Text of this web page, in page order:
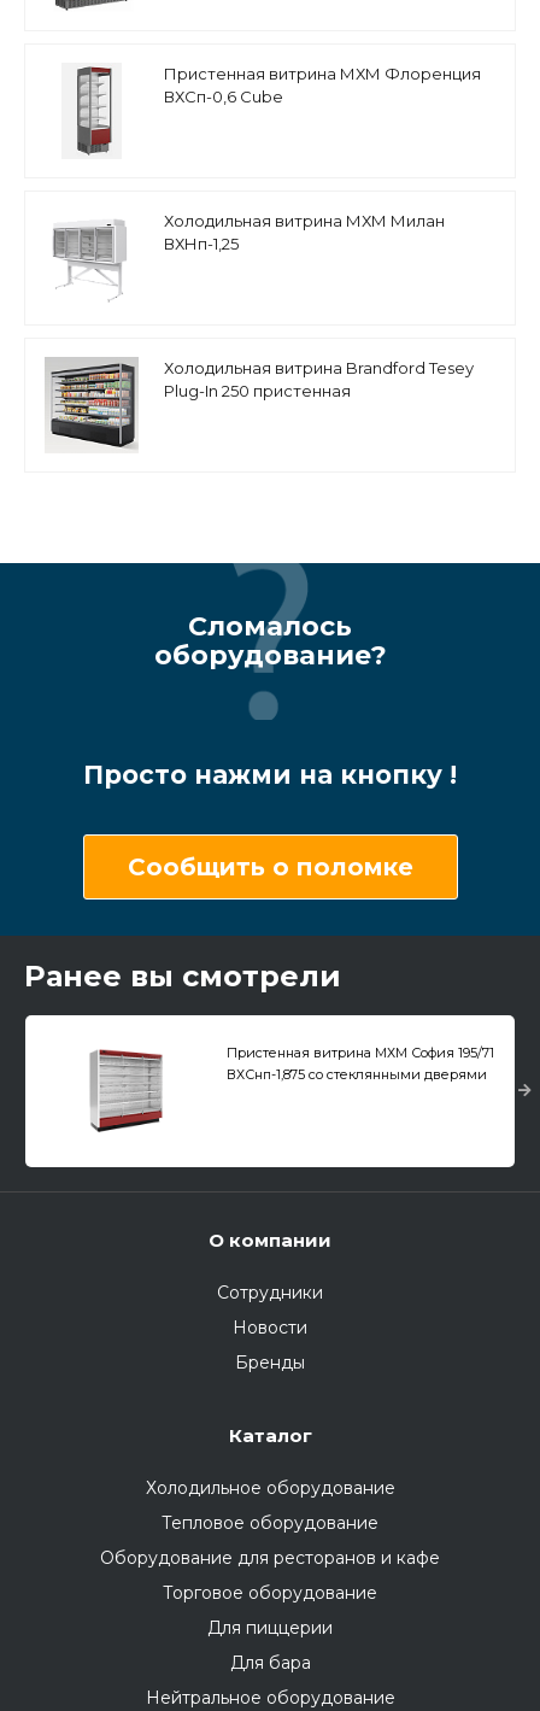
Пристенная витрина МХМ Флоренция
ВХСп-0,6 Cube
Холодильная витрина МХМ Милан
ВХНп-1,25
Холодильная витрина Brandford Tesey
Plug-In 250 пристенная
Сломалось
оборудование?
Просто нажми на кнопку !
Сообщить о поломке
Ранее вы смотрели
Пристенная витрина МХМ София 195/71
ВХСнп-1,875 со стеклянными дверями
О компании
Сотрудники
Новости
Бренды
Каталог
Холодильное оборудование
Тепловое оборудование
Оборудование для ресторанов и кафе
Торговое оборудование
Для пиццерии
Для бара
Нейтральное оборудование